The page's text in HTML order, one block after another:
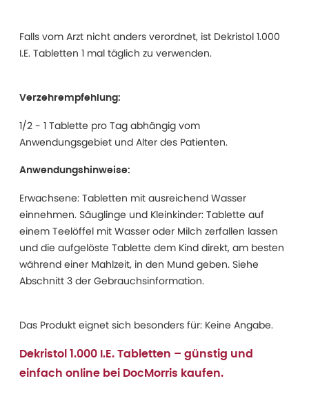
Falls vom Arzt nicht anders verordnet, ist Dekristol 1.000
I.E. Tabletten 1 mal täglich zu verwenden.
Verzehrempfehlung:
1/2 - 1 Tablette pro Tag abhängig vom
Anwendungsgebiet und Alter des Patienten.
Anwendungshinweise:
Erwachsene: Tabletten mit ausreichend Wasser
einnehmen. Säuglinge und Kleinkinder: Tablette auf
einem Teelöffel mit Wasser oder Milch zerfallen lassen
und die aufgelöste Tablette dem Kind direkt, am besten
während einer Mahlzeit, in den Mund geben. Siehe
Abschnitt 3 der Gebrauchsinformation.
Das Produkt eignet sich besonders für: Keine Angabe.
Dekristol 1.000 I.E. Tabletten – günstig und
einfach online bei DocMorris kaufen.